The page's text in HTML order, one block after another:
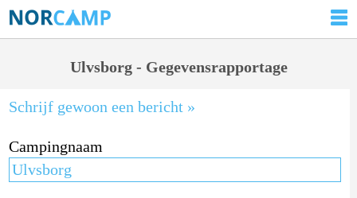
Ulvsborg - Gegevensrapportage
Schrijf gewoon een bericht »
Campingnaam